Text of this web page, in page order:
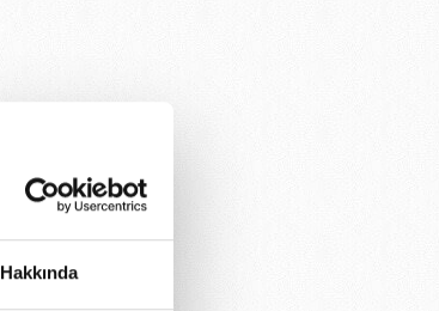
Hakkında